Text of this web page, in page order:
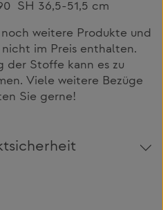
SH 36,5-51,5 cm
weitere Produkte und
im Preis enthalten.
der Stoffe kann es zu
Viele weitere Bezüge
Sie gerne!